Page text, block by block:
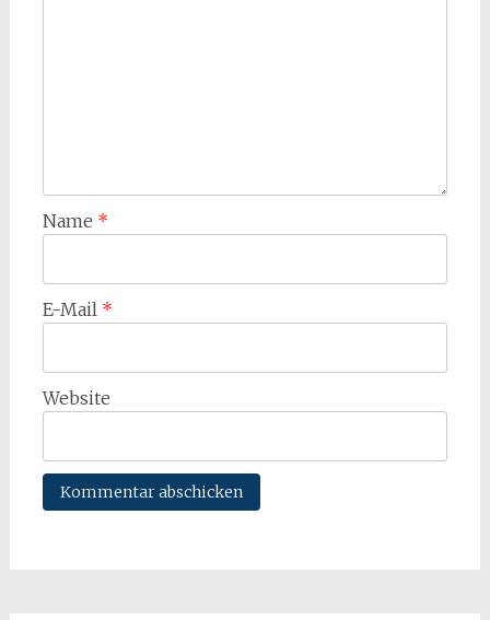
Name *
E-Mail *
Website